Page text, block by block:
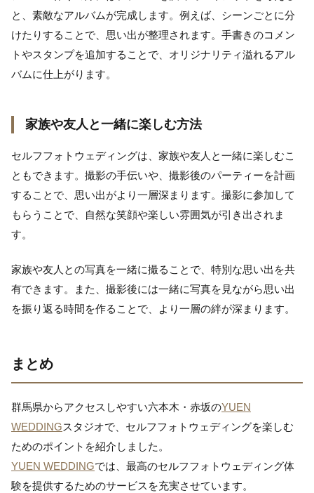
と、素敵なアルバムが完成します。例えば、シーンごとに分
けたりすることで、思い出が整理されます。手書きのコメン
トやスタンプを追加することで、オリジナリティ溢れるアル
バムに仕上がります。
家族や友人と一緒に楽しむ方法
セルフフォトウェディングは、家族や友人と一緒に楽しむこ
ともできます。撮影の手伝いや、撮影後のパーティーを計画
することで、思い出がより一層深まります。撮影に参加して
もらうことで、自然な笑顔や楽しい雰囲気が引き出されま
す。
家族や友人との写真を一緒に撮ることで、特別な思い出を共
有できます。また、撮影後には一緒に写真を見ながら思い出
を振り返る時間を作ることで、より一層の絆が深まります。
まとめ
群馬県からアクセスしやすい六本木・赤坂のYUEN
WEDDINGスタジオで、セルフフォトウェディングを楽しむ
ためのポイントを紹介しました。
YUEN WEDDINGでは、最高のセルフフォトウェディング体
験を提供するためのサービスを充実させています。